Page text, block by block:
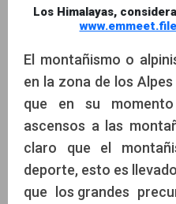
Los Himalayas,
El montañismo o
en la zona de los
que en su
ascensos a las
claro que el
deporte, esto es
que los grandes